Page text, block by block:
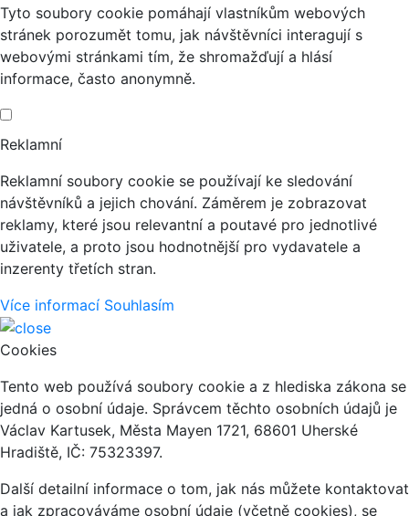
Tyto soubory cookie pomáhají vlastníkům webových
stránek porozumět tomu, jak návštěvníci interagují s
webovými stránkami tím, že shromažďují a hlásí
informace, často anonymně.
Reklamní
Reklamní soubory cookie se používají ke sledování
návštěvníků a jejich chování. Záměrem je zobrazovat
reklamy, které jsou relevantní a poutavé pro jednotlivé
uživatele, a proto jsou hodnotnější pro vydavatele a
inzerenty třetích stran.
Více informací Souhlasím
Cookies
Tento web používá soubory cookie a z hlediska zákona se
jedná o osobní údaje. Správcem těchto osobních údajů je
Václav Kartusek, Města Mayen 1721, 68601 Uherské
Hradiště, IČ: 75323397.
Další detailní informace o tom, jak nás můžete kontaktovat
a jak zpracováváme osobní údaje (včetně cookies), se